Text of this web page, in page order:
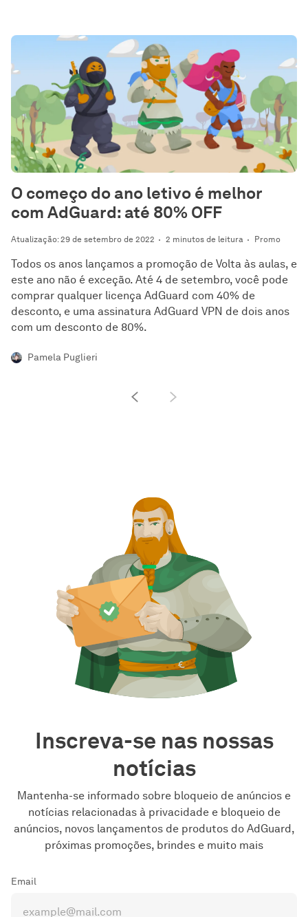
Atualização: 29 de setembro de 2022 2 minutos de leitura Promo
O começo do ano letivo é melhor
com AdGuard: até 80% OFF
Todos os anos lançamos a promoção de Volta às aulas, e
este ano não é exceção. Até 4 de setembro, você pode
comprar qualquer licença AdGuard com 40% de
desconto, e uma assinatura AdGuard VPN de dois anos
com um desconto de 80%.
Pamela Puglieri
Inscreva-se nas nossas
notícias
Mantenha-se informado sobre bloqueio de anúncios e
notícias relacionadas à privacidade e bloqueio de
anúncios, novos lançamentos de produtos do AdGuard,
próximas promoções, brindes e muito mais
Email